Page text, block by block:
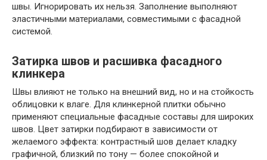
швы. Игнорировать их нельзя. Заполнение выполняют
эластичными материалами, совместимыми с фасадной
системой.
Затирка швов и расшивка фасадного
клинкера
Швы влияют не только на внешний вид, но и на стойкость
облицовки к влаге. Для клинкерной плитки обычно
применяют специальные фасадные составы для широких
швов. Цвет затирки подбирают в зависимости от
желаемого эффекта: контрастный шов делает кладку
графичной, близкий по тону — более спокойной и